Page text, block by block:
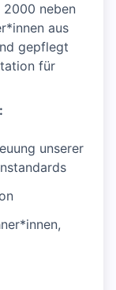
2000 neben
aus
gepflegt
für
unserer